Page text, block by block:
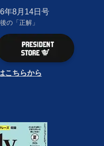
年8月14日号
の「正解」
こちらから